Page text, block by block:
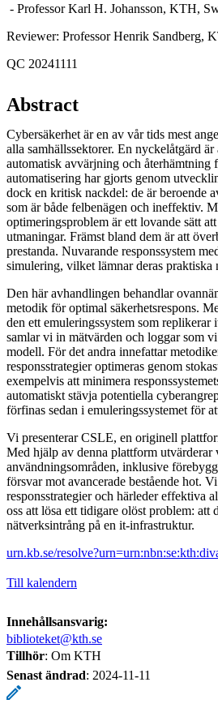
- Professor Karl H. Johansson, KTH,
Reviewer: Professor Henrik Sandberg,
QC 20241111
Abstract
Cybersäkerhet är en av vår tids mest
alla samhällssektorer. En nyckelåtgärd
automatisk avvärjning och återhämtning
automatisering har gjorts genom
dock en kritisk nackdel: de är beroende
som är både felbenägen och ineffektiv.
optimeringsproblem är ett lovande sätt
utmaningar. Främst bland dem är att
prestanda. Nuvarande responssystem
simulering, vilket lämnar deras praktiska
Den här avhandlingen behandlar
metodik för optimal säkerhetsrespons.
den ett emuleringssystem som
samlar vi in mätvärden och loggar som
modell. För det andra innefattar
responsstrategier optimeras genom
exempelvis att minimera
automatiskt stävja potentiella
förfinas sedan i emuleringssystemet för
Vi presenterar CSLE, en originell
Med hjälp av denna plattform
användningsområden, inklusive
försvar mot avancerade bestående hot.
responsstrategier och härleder effektiva
oss att lösa ett tidigare olöst problem: att
nätverksintrång på en it-infrastruktur.
urn.kb.se/
Till kalendern
Innehållsansvarig:
biblioteket@kth.se
Tillhör: Om KTH
Senast ändrad: 2024-11-11